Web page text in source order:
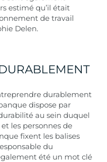
estimé qu’il était
de travail
Delen.
durablement
dispose par
au sein duquel
les personnes de
fixent les balises
du
été un mot clé